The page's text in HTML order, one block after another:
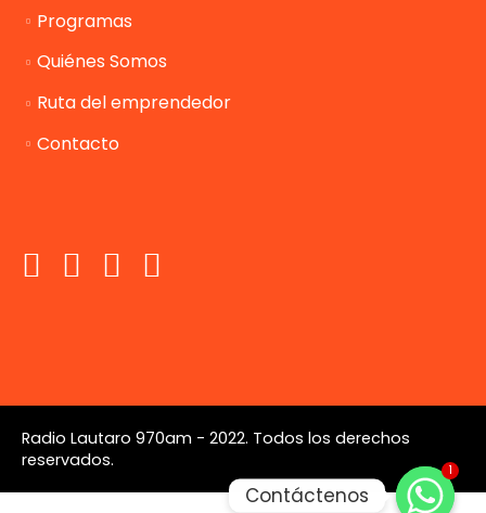
Programas
Quiénes Somos
Ruta del emprendedor
Contacto
Radio Lautaro 970am - 2022. Todos los derechos
reservados.
1
Contáctenos